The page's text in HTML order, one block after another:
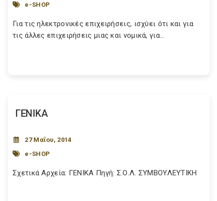
e-SHOP
Για τις ηλεκτρονικές επιχειρήσεις, ισχύει ότι και για
τις άλλες επιχειρήσεις μιας και νομικά, για...
ΓΕΝΙΚΑ
27 Μαΐου, 2014
e-SHOP
Σχετικά Αρχεία: ΓΕΝΙΚΑ Πηγή: Σ.Ο.Λ. ΣΥΜΒΟΥΛΕΥΤΙΚΗ